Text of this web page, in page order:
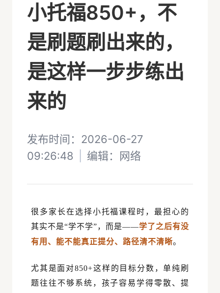
小托福850+，不
是刷题刷出来的，
是这样一步步练出
来的
发布时间：2026-06-27
09:26:48
编辑： 网络
很多家长在选择小托福课程时，最担心的
其实不是“学不学”，而是——学了之后有没
有用、能不能真正提分、路径清不清晰。
尤其是面对850+这样的目标分数，单纯刷
题往往不够系统，孩子容易学得零散、提